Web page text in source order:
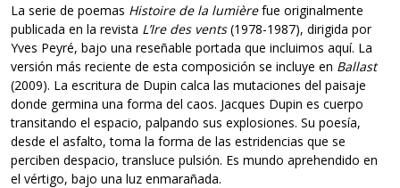
La serie de poemas Histoire de la lumièrefue originalmente
publicada en la revista L Ire des vents(1978-1987), dirigida por
Yves Peyré, bajo una reseñable portada que incluimos aquí. La
versión más reciente de esta composición se incluye en Ballast
(2009). La escritura de Dupin calca las mutaciones del paisaje
donde germina una forma del caos. Jacques Dupin es cuerpo
transitando el espacio, palpando sus explosiones. Su poesía,
desde el asfalto, toma la forma de las estridencias que se
perciben despacio, transluce pulsión. Es mundo aprehendido en
el vértigo, bajo una luz enmarañada.